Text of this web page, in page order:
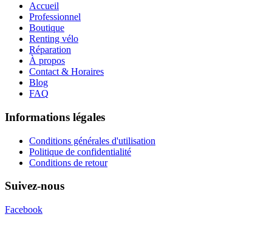
Accueil
Professionnel
Boutique
Renting vélo
Réparation
À propos
Contact & Horaires
Blog
FAQ
Informations légales
Conditions générales d'utilisation
Politique de confidentialité
Conditions de retour
Suivez-nous
Facebook